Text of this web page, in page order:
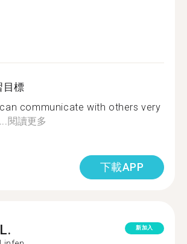
目標
communicate with others very
閱讀更多
下載APP
L. 新加入